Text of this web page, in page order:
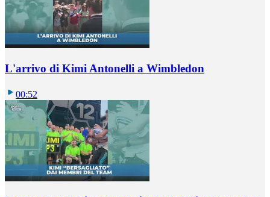
L'arrivo di Kimi Antonelli a Wimbledon
00:52